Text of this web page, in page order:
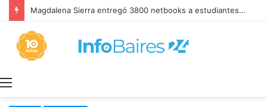
Magdalena Sierra entregó 3800 netbooks a estudiantes secundarios del último año